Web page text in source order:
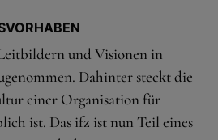
und Visionen in
Dahinter steckt die
einer Organisation für
ist. Das ifz ist nun Teil eines